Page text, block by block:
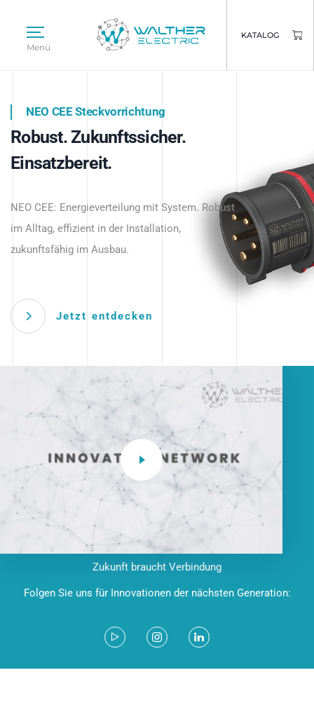
Menü
KATALOG
Intelligente Stromverteilung
beginnt hier.
NEO CEE Steckvorrichtung
Robust. Zukunftssicher.
Einsatzbereit.
NEO CEE: Energieverteilung mit System. Robust
im Alltag, effizient in der Installation,
zukunftsfähig im Ausbau.
Jetzt entdecken
Intelligenz trifft Energie.
Anwendungen – robust, IP-geschützt und
zukunftsfähig.
Zukunft braucht Verbindung
Folgen Sie uns für Innovationen der nächsten Generation: